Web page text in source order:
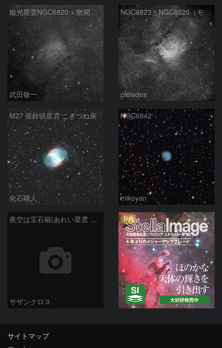
散光星雲NGC6820 + 散開星団NGC6823
武田敬一
NGC6823とNGC6820（モノクロ）
pleiades
M27 亜鈴状星雲 こぎつね座
化石職人
NGC6842
mikoyan
夜空は宝石箱(あれい星雲 M27) Seestar50
サザンクロス
PR
サイトマップ